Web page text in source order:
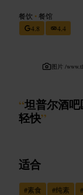
餐饮 •餐馆
4.8
4.4
图片 /
“坦普尔酒
轻快”
适合
#素食 #纯素 #